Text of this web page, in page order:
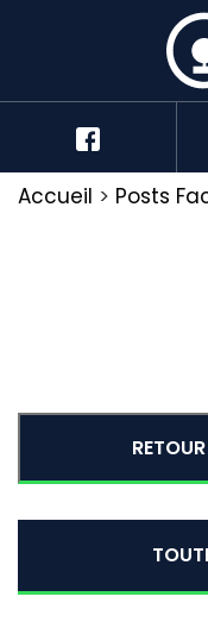
Accueil > Posts